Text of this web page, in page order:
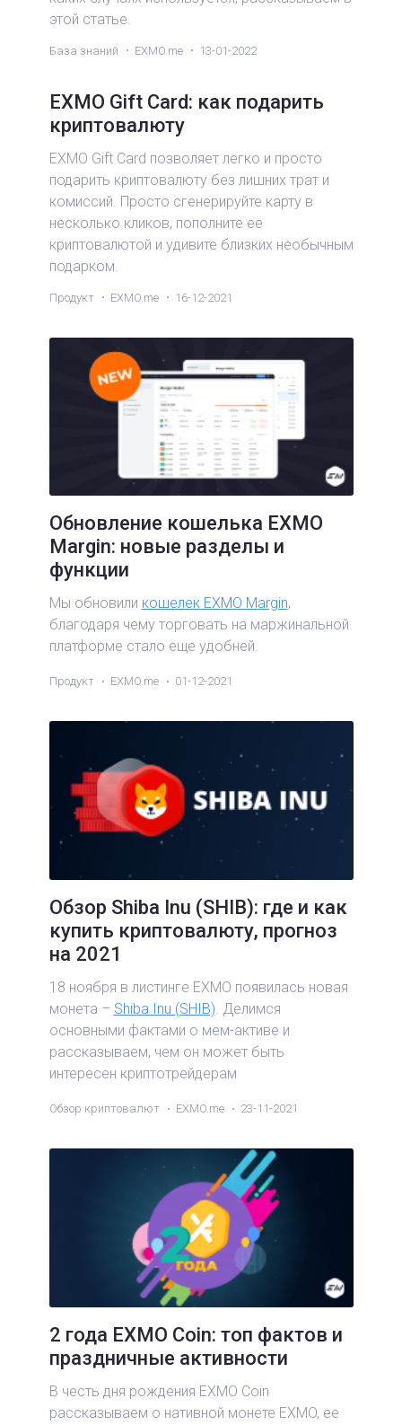
этой статье.
База знаний EXMO.me 13-01-2022
EXMO Gift Card: как подарить
криптовалюту
EXMO Gift Card позволяет легко и просто
подарить криптовалюту без лишних трат и
комиссий. Просто сгенерируйте карту в
несколько кликов, пополните ее
криптовалютой и удивите близких необычным
подарком.
Продукт EXMO.me 16-12-2021
Обновление кошелька EXMO
Margin: новые разделы и
функции
Мы обновили кошелек EXMO Margin,
благодаря чему торговать на маржинальной
платформе стало еще удобней.
Продукт EXMO.me 01-12-2021
Обзор Shiba Inu (SHIB): где и как
купить криптовалюту, прогноз
на 2021
18 ноября в листинге EXMO появилась новая
монета – Shiba Inu (SHIB). Делимся
основными фактами о мем-активе и
рассказываем, чем он может быть
интересен криптотрейдерам
Обзор криптовалют EXMO.me 23-11-2021
2 года EXMO Coin: топ фактов и
праздничные активности
В честь дня рождения EXMO Coin
рассказываем о нативной монете EXMO, ее